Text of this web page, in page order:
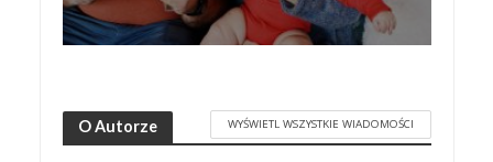
O Autorze WYŚWIETL WSZYSTKIE WIADOMOŚCI